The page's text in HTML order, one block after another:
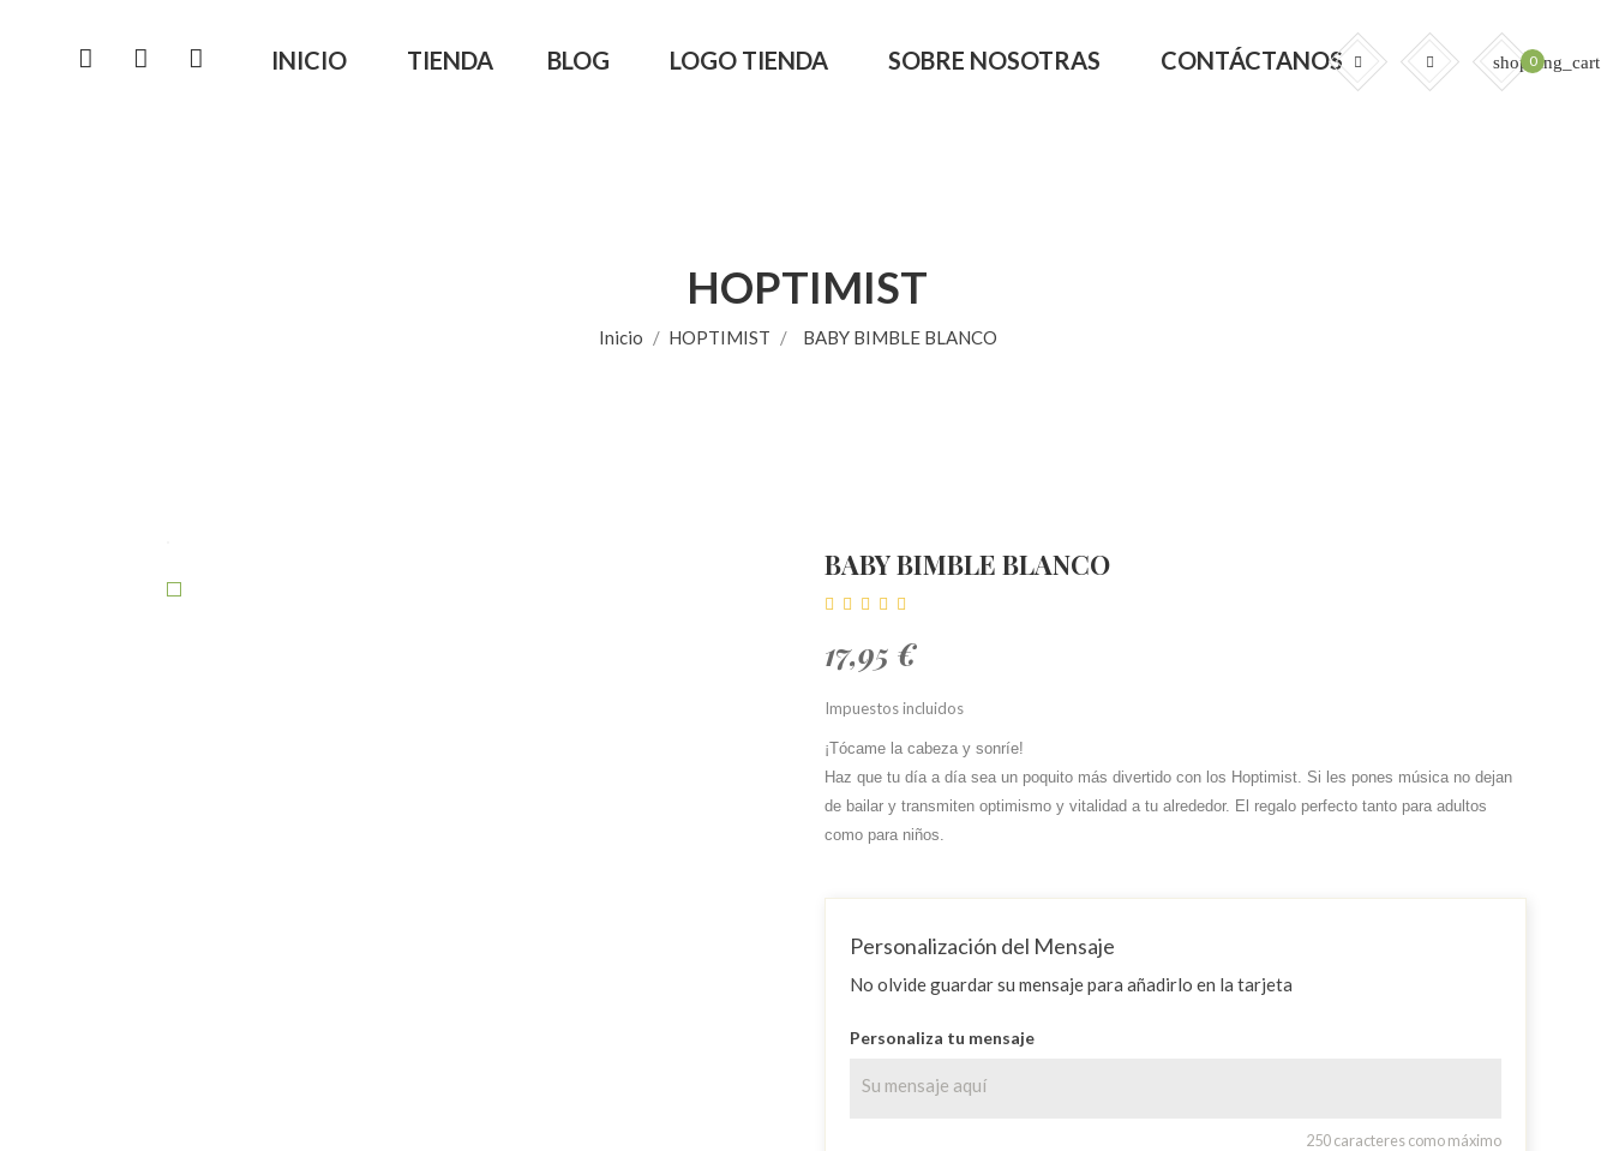
INICIO TIENDA BLOG LOGO TIENDA SOBRE NOSOTRAS CONTÁCTANOS shopping_cart
0
HOPTIMIST
Inicio HOPTIMIST BABY BIMBLE BLANCO
BABY BIMBLE BLANCO
17,95 €
Impuestos incluidos
¡Tócame la cabeza y sonríe!
Haz que tu día a día sea un poquito más divertido con los Hoptimist. Si les pones música no dejan
de bailar y transmiten optimismo y vitalidad a tu alrededor. El regalo perfecto tanto para adultos
como para niños.
Personalización del Mensaje
No olvide guardar su mensaje para añadirlo en la tarjeta
Personaliza tu mensaje
250 caracteres como máximo